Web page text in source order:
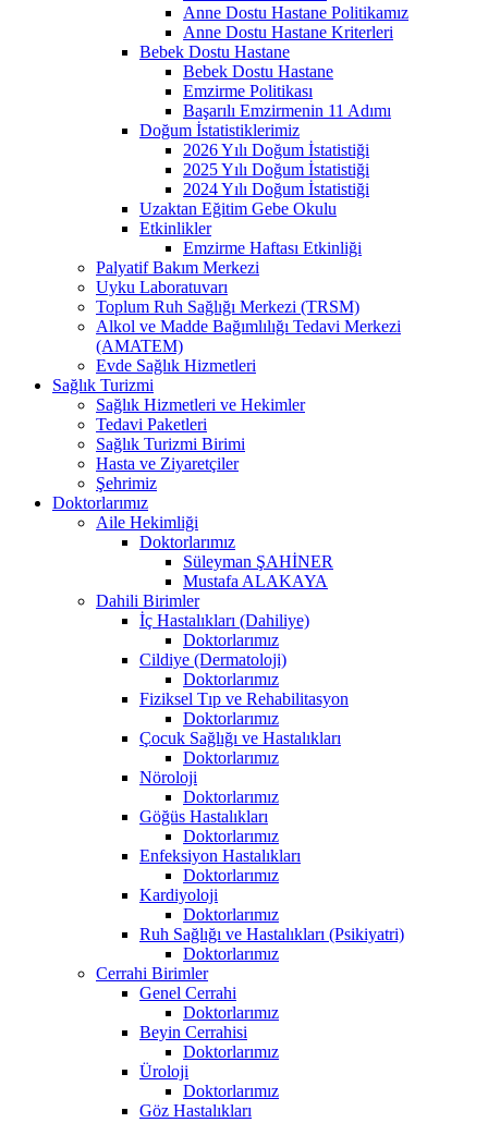
Anne Dostu Hastane Politikamız
Anne Dostu Hastane Kriterleri
Bebek Dostu Hastane
Bebek Dostu Hastane
Emzirme Politikası
Başarılı Emzirmenin 11 Adımı
Doğum İstatistiklerimiz
2026 Yılı Doğum İstatistiği
2025 Yılı Doğum İstatistiği
2024 Yılı Doğum İstatistiği
Uzaktan Eğitim Gebe Okulu
Etkinlikler
Emzirme Haftası Etkinliği
Palyatif Bakım Merkezi
Uyku Laboratuvarı
Toplum Ruh Sağlığı Merkezi (TRSM)
Alkol ve Madde Bağımlılığı Tedavi Merkezi
(AMATEM)
Evde Sağlık Hizmetleri
Sağlık Turizmi
Sağlık Hizmetleri ve Hekimler
Tedavi Paketleri
Sağlık Turizmi Birimi
Hasta ve Ziyaretçiler
Şehrimiz
Doktorlarımız
Aile Hekimliği
Doktorlarımız
Süleyman ŞAHİNER
Mustafa ALAKAYA
Dahili Birimler
İç Hastalıkları (Dahiliye)
Doktorlarımız
Cildiye (Dermatoloji)
Doktorlarımız
Fiziksel Tıp ve Rehabilitasyon
Doktorlarımız
Çocuk Sağlığı ve Hastalıkları
Doktorlarımız
Nöroloji
Doktorlarımız
Göğüs Hastalıkları
Doktorlarımız
Enfeksiyon Hastalıkları
Doktorlarımız
Kardiyoloji
Doktorlarımız
Ruh Sağlığı ve Hastalıkları (Psikiyatri)
Doktorlarımız
Cerrahi Birimler
Genel Cerrahi
Doktorlarımız
Beyin Cerrahisi
Doktorlarımız
Üroloji
Doktorlarımız
Göz Hastalıkları